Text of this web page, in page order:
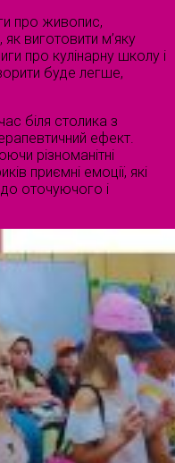
про живопис,
як виготовити м’яку
про кулінарну школу і
буде легше,
біля столика з
ефект.
різноманітні
приємні емоції, які
оточуючого і